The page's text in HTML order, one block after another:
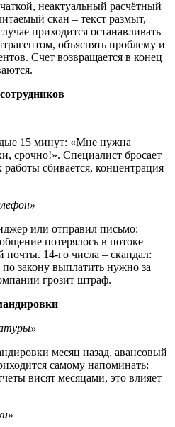
неактуальный расчётный
скан – текст размыт,
приходится останавливать
объяснять проблему и
Счет возвращается в конец
15 минут: «Мне нужна
срочно!». Специалист бросает
работы сбивается, концентрация
или отправил письмо:
потерялось в потоке
14-го числа – скандал:
закону выплатить нужно за
грозит штраф.
месяц назад, авансовый
самому напоминать:
висят месяцами, это влияет